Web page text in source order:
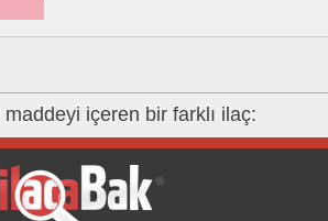
maddeyi içeren bir farklı ilaç: